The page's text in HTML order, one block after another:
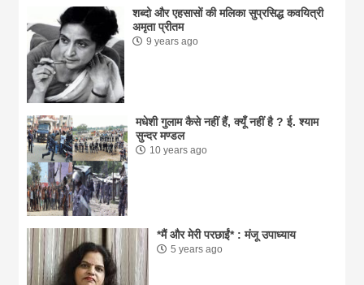
शब्दो और एहसासों की मलिका सुप्रसिद्ध कवयित्री
अमृता प्रीतम
9 years ago
मधेशी गुलाम कैसे नहीं हैं, क्यूँ नहीं है ? ई. श्याम
सुन्दर मण्डल
10 years ago
*मैं और मेरी परछाईं* : मंजू उपाध्याय
5 years ago